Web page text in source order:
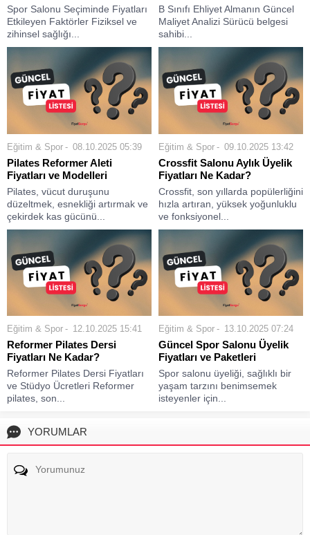
Spor Salonu Seçiminde Fiyatları
Etkileyen Faktörler Fiziksel ve
zihinsel sağlığı...
B Sınıfı Ehliyet Almanın Güncel
Maliyet Analizi Sürücü belgesi
sahibi...
Eğitim & Spor 08.10.2025 05:39
Pilates Reformer Aleti
Fiyatları ve Modelleri
Pilates, vücut duruşunu
düzeltmek, esnekliği artırmak ve
çekirdek kas gücünü...
Eğitim & Spor 09.10.2025 13:42
Crossfit Salonu Aylık Üyelik
Fiyatları Ne Kadar?
Crossfit, son yıllarda popülerliğini
hızla artıran, yüksek yoğunluklu
ve fonksiyonel...
Eğitim & Spor 12.10.2025 15:41
Reformer Pilates Dersi
Fiyatları Ne Kadar?
Reformer Pilates Dersi Fiyatları
ve Stüdyo Ücretleri Reformer
pilates, son...
Eğitim & Spor 13.10.2025 07:24
Güncel Spor Salonu Üyelik
Fiyatları ve Paketleri
Spor salonu üyeliği, sağlıklı bir
yaşam tarzını benimsemek
isteyenler için...
YORUMLAR